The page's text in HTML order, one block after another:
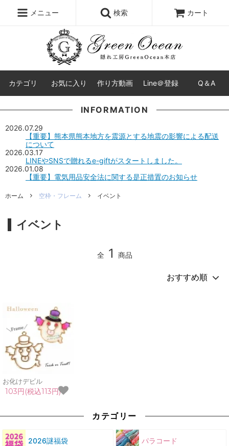
メニュー 検索 カート
カテゴリ お気に入り 作り方動画 Line＠登録 Q＆A
INFORMATION
2026.07.29
【重要】熊本県熊本地方を震源とする地震の影響による配送
について
2026.03.17
LINEやSNSで贈れるe-giftがスタートしました。
2026.01.08
【重要】電気用品安全法に関する是正措置のお知らせ
ホーム 空枠・フレーム イベント
イベント
全 1 商品
お化けデビル
103円(税込113円)
カテゴリー
2026謎福袋 パラコード
シリコンモールド